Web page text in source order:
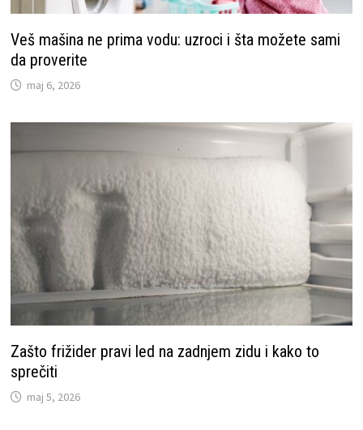
Veš mašina ne prima vodu: uzroci i šta možete sami
da proverite
maj 6, 2026
Zašto frižider pravi led na zadnjem zidu i kako to
sprečiti
maj 5, 2026